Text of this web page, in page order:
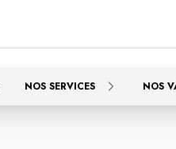
NOS SERVICES NOS